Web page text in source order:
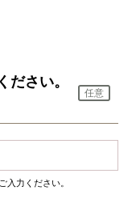
ださい。
任意
入力ください。